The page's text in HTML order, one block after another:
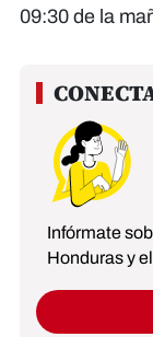
09:30 de la
Infórmate
Honduras y